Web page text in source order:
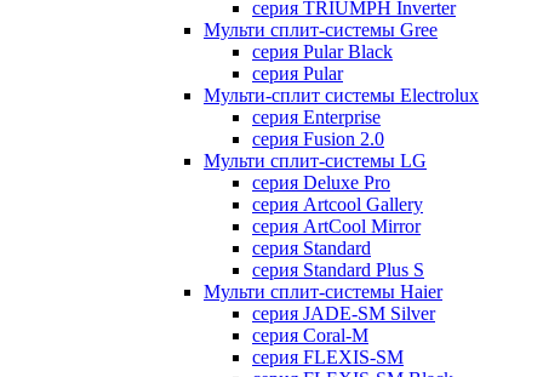
серия TRIUMPH Inverter
Мульти сплит-системы Gree
серия Pular Black
серия Pular
Мульти-сплит системы Electrolux
серия Enterprise
серия Fusion 2.0
Мульти сплит-системы LG
серия Deluxe Pro
серия Artcool Gallery
серия ArtCool Mirror
серия Standard
серия Standard Plus S
Мульти сплит-системы Haier
серия JADE-SM Silver
серия Coral-M
серия FLEXIS-SM